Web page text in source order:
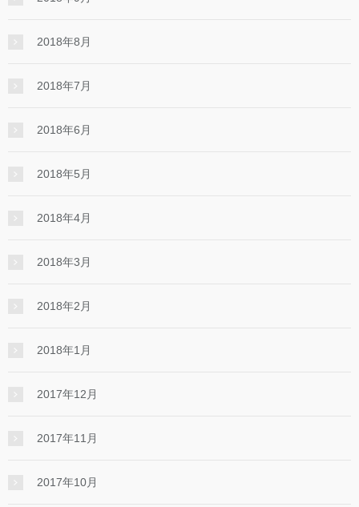
2018年8月
2018年7月
2018年6月
2018年5月
2018年4月
2018年3月
2018年2月
2018年1月
2017年12月
2017年11月
2017年10月